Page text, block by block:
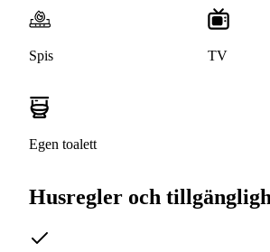
Spis TV
Egen toalett
Husregler och